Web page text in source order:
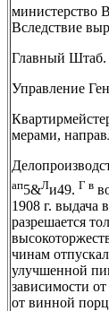
министерство
Вследствие
Главный Штаб.
Управление
мерами,
ап5&Ли49. Г в
1908 г. выдача
разрешается
чинам
улучшенной
зависимости
от винной